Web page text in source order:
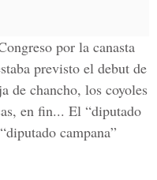
por la canasta
previsto el debut de
de chancho, los coyoles
en fin... El “diputado
campana”